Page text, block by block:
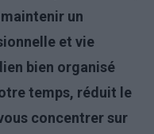
un
et vie
bien organisé
temps, réduit le
concentrer sur